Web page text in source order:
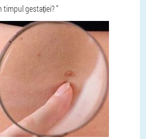
timpul gestației? ”